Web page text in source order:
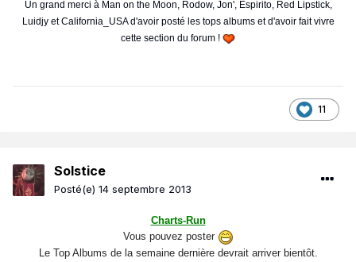
Un grand merci à Man on the Moon, Rodow, Jon', Espirito, Red Lipstick,
Luidjy et California_USA d'avoir posté les tops albums et d'avoir fait vivre
cette section du forum !
11
Solstice
Posté(e) 14 septembre 2013
Charts-Run
Vous pouvez poster
Le Top Albums de la semaine dernière devrait arriver bientôt.